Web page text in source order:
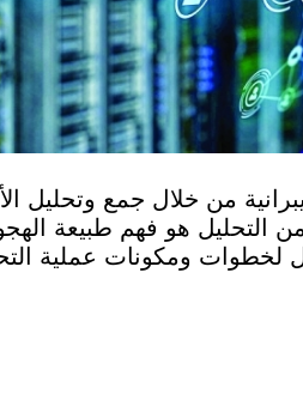
من خلال جمع وتحليل
التحليل هو فهم طبيعة
لخطوات ومكونات عملية